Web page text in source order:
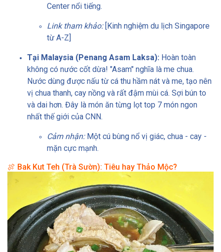
Center nổi tiếng.
Link tham khảo:[Kinh nghiệm du lịch Singapore
từ A-Z]
Tại Malaysia (Penang Asam Laksa): Hoàn toàn
không có nước cốt dừa! "Asam" nghĩa là me chua.
Nước dùng được nấu từ cá thu hầm nát và me, tạo nên
vị chua thanh, cay nồng và rất đậm mùi cá. Sợi bún to
và dai hơn. Đây là món ăn từng lọt top 7 món ngon
nhất thế giới của CNN.
Cảm nhận:Một cú bùng nổ vị giác, chua - cay -
mặn cực mạnh.
🍖 Bak Kut Teh (Trà Sườn): Tiêu hay Thảo Mộc?